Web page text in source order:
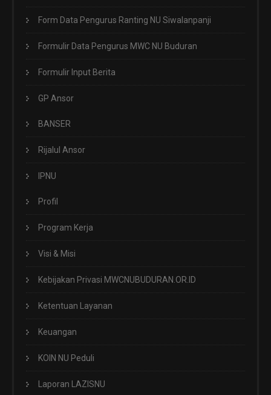
Form Data Pengurus Ranting NU Siwalanpanji
Formulir Data Pengurus MWC NU Buduran
Formulir Input Berita
GP Ansor
BANSER
Rijalul Ansor
IPNU
Profil
Program Kerja
Visi & Misi
Kebijakan Privasi MWCNUBUDURAN.OR.ID
Ketentuan Layanan
Keuangan
KOIN NU Peduli
Laporan LAZISNU